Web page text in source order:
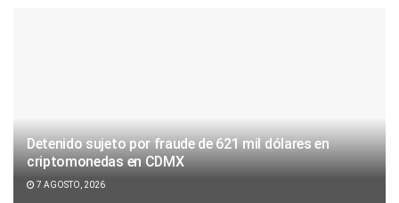
Detenido sujeto por fraude de 621 mil dólares en
criptomonedas en CDMX
7 AGOSTO, 2026